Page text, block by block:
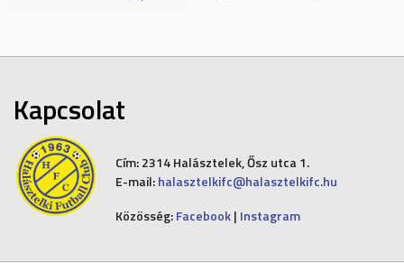
Kapcsolat
Cím:2314 Halásztelek, Ősz utca 1.
E-mail: halasztelkifc@halasztelkifc.hu
Közösség: Facebook| Instagram